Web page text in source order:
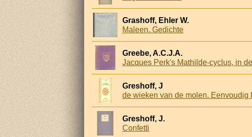
Grashoff, Ehler W.
Maleen. Gedichte
Greebe, A.C.J.A.
Jacques Perk's Mathilde-cyclus, in
Greshoff, J
de wieken van de molen.
Greshoff, J.
Confetti